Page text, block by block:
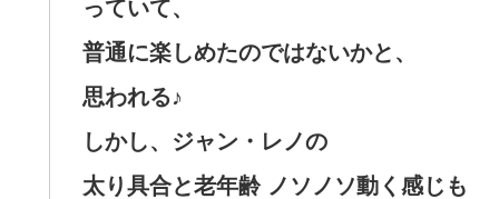
っていて、
普通に楽しめたのではないかと、
思われる♪
しかし、ジャン・レノの
太り具合と老年齢 ノソノソ動く感じも